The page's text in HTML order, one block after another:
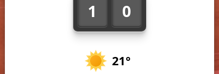
1 0
21°